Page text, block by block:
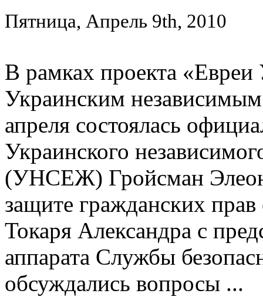
Пятница, Апрель 9th, 2010
В рамках проекта
Украинским
апреля состоялась
Украинского
(УНСЕЖ) Гройсман
защите гражданских
Токаря Александра с
аппарата Службы
обсуждались вопросы ...